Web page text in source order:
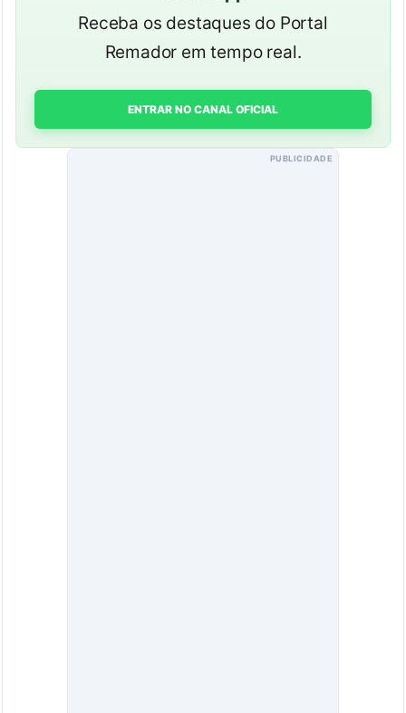
Receba os destaques do Portal
Remador em tempo real.
ENTRAR NO CANAL OFICIAL
PUBLICIDADE